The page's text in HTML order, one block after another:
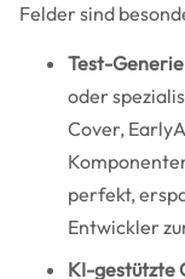
Felder sind
Test-
oder
Cover,
perfekt,
Entwickler
KI-gestützte